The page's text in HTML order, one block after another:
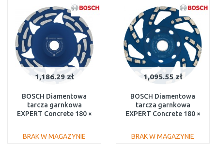
Do porównania Do porównania
1,186.29 zł
BOSCH Diamentowa
tarcza garnkowa
EXPERT Concrete 180 ×
BRAK W MAGAZYNIE
1,095.55 zł
BOSCH Diamentowa
tarcza garnkowa
EXPERT Concrete 180 ×
BRAK W MAGAZYNIE